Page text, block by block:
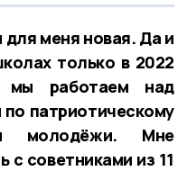
меня новая. Да и
только в 2022
работаем над
патриотическому
молодёжи. Мне
с советниками из 11